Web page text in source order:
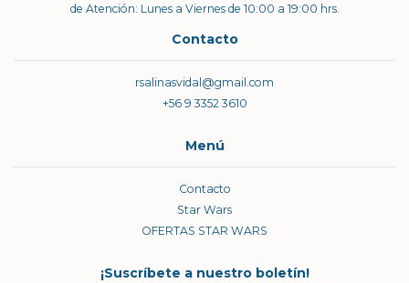
de Atención: Lunes a Viernes de 10:00 a 19:00 hrs.
Contacto
rsalinasvidal@gmail.com
+56 9 3352 3610
Menú
Contacto
Star Wars
OFERTAS STAR WARS
¡Suscríbete a nuestro boletín!